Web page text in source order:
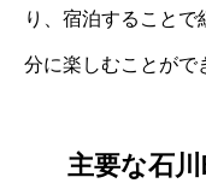
り、宿泊すること
分に楽しむことがで
主要な石